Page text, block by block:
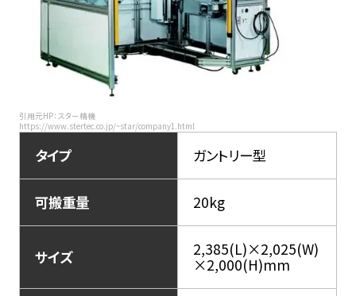
引用元HP：スター精機
https://www.stertec.co.jp/~star/company1.html
タイプ ガントリー型
可搬重量 20kg
サイズ
2,385(L)×2,025(W)
×2,000(H)mm